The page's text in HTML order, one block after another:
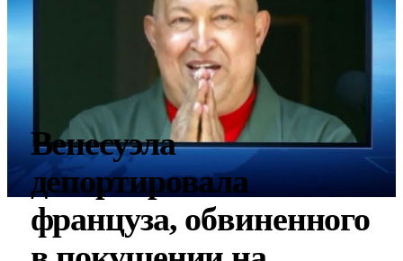
Венесуэла
депортировала
француза, обвиненного